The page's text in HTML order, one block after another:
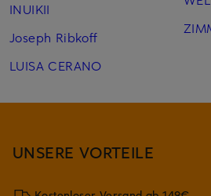
INUIKII
Joseph Ribkoff
LUISA CERANO
UNSERE VORTEILE